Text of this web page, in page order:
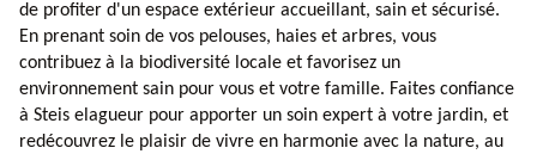
de profiter d'un espace extérieur accueillant, sain et sécurisé.
En prenant soin de vos pelouses, haies et arbres, vous
contribuez à la biodiversité locale et favorisez un
environnement sain pour vous et votre famille. Faites confiance
à Steis elagueur pour apporter un soin expert à votre jardin, et
redécouvrez le plaisir de vivre en harmonie avec la nature, au